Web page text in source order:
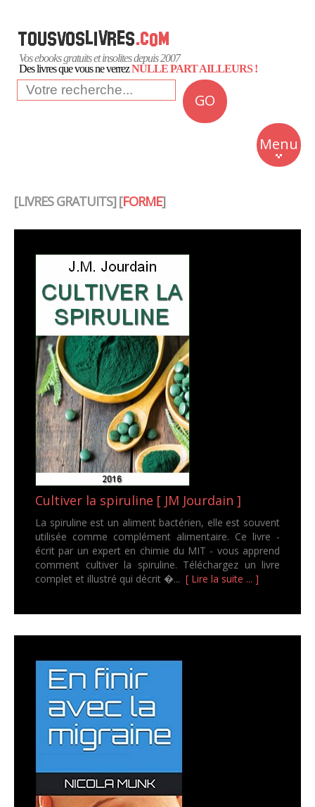
Vos ebooks gratuits et insolites depuis 2007
Des livres que vous ne verrezNULLE PART AILLEURS !
GO
Menu
Insolite
Business
[LIVRES GRATUITS] [FORME]
Cultiver la spiruline [ JM Jourdain ]
La spiruline est un aliment bactérien, elle est souvent
utilisée comme complément alimentaire. Ce livre -
écrit par un expert en chimie du MIT - vous apprend
comment cultiver la spiruline. Téléchargez un livre
complet et illustré qui décrit �... [ Lire la suite ... ]